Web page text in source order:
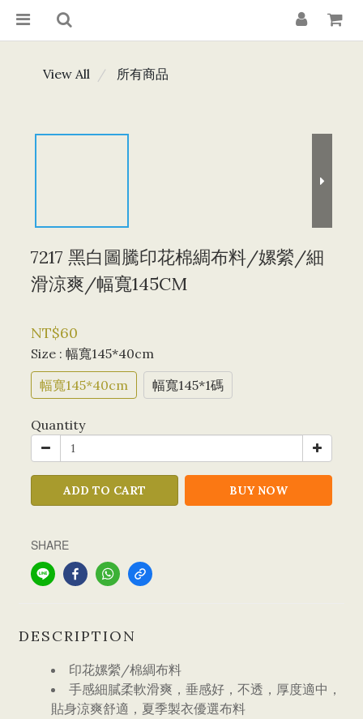
View All 所有商品
7217 黑白圖騰印花棉綢布料/嫘縈/細
滑涼爽/幅寬145CM
NT$60
Size : 幅寬145*40cm
幅寬145*40cm
幅寬145*1碼
Quantity
ADD TO CART BUY NOW
SHARE
DESCRIPTION
印花嫘縈/棉綢布料
手感細膩柔軟滑爽，垂感好，不透，厚度適中，
貼身涼爽舒適，夏季製衣優選布料